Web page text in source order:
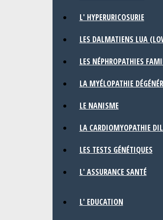
L' HYPERURICOSURIE
LES DALMATIENS LUA
LES NÉPHROPATHIES
LA MYÉLOPATHIE
LE NANISME
LA CARDIOMYOPATHIE
LES TESTS GÉNÉTIQUES
L' ASSURANCE SANTÉ
L' EDUCATION